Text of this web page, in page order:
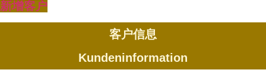
新增客户
客户信息
Kundeninformation